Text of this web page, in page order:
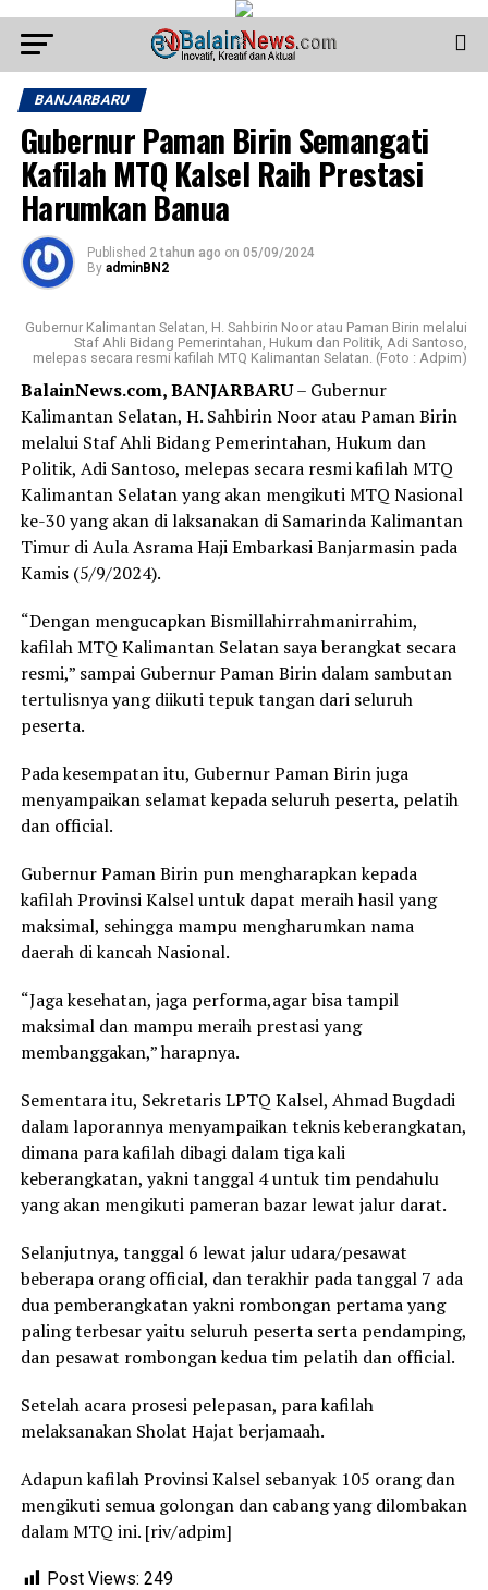
BANJARBARU
Gubernur Paman Birin Semangati
Kafilah MTQ Kalsel Raih Prestasi
Harumkan Banua
Published 2 tahun ago on 05/09/2024
By adminBN2
Gubernur Kalimantan Selatan, H. Sahbirin Noor atau Paman Birin melalui
Staf Ahli Bidang Pemerintahan, Hukum dan Politik, Adi Santoso,
melepas secara resmi kafilah MTQ Kalimantan Selatan. (Foto : Adpim)
BalainNews.com, BANJARBARU– Gubernur
Kalimantan Selatan, H. Sahbirin Noor atau Paman Birin
melalui Staf Ahli Bidang Pemerintahan, Hukum dan
Politik, Adi Santoso, melepas secara resmi kafilah MTQ
Kalimantan Selatan yang akan mengikuti MTQ Nasional
ke-30 yang akan di laksanakan di Samarinda Kalimantan
Timur di Aula Asrama Haji Embarkasi Banjarmasin pada
Kamis (5/9/2024).
“Dengan mengucapkan Bismillahirrahmanirrahim,
kafilah MTQ Kalimantan Selatan saya berangkat secara
resmi,” sampai Gubernur Paman Birin dalam sambutan
tertulisnya yang diikuti tepuk tangan dari seluruh
peserta.
Pada kesempatan itu, Gubernur Paman Birin juga
menyampaikan selamat kepada seluruh peserta, pelatih
dan official.
Gubernur Paman Birin pun mengharapkan kepada
kafilah Provinsi Kalsel untuk dapat meraih hasil yang
maksimal, sehingga mampu mengharumkan nama
daerah di kancah Nasional.
“Jaga kesehatan, jaga performa,agar bisa tampil
maksimal dan mampu meraih prestasi yang
membanggakan,” harapnya.
Sementara itu, Sekretaris LPTQ Kalsel, Ahmad Bugdadi
dalam laporannya menyampaikan teknis keberangkatan,
dimana para kafilah dibagi dalam tiga kali
keberangkatan, yakni tanggal 4 untuk tim pendahulu
yang akan mengikuti pameran bazar lewat jalur darat.
Selanjutnya, tanggal 6 lewat jalur udara/pesawat
beberapa orang official, dan terakhir pada tanggal 7 ada
dua pemberangkatan yakni rombongan pertama yang
paling terbesar yaitu seluruh peserta serta pendamping,
dan pesawat rombongan kedua tim pelatih dan official.
Setelah acara prosesi pelepasan, para kafilah
melaksanakan Sholat Hajat berjamaah.
Adapun kafilah Provinsi Kalsel sebanyak 105 orang dan
mengikuti semua golongan dan cabang yang dilombakan
dalam MTQ ini. [riv/adpim]
Post Views: 249